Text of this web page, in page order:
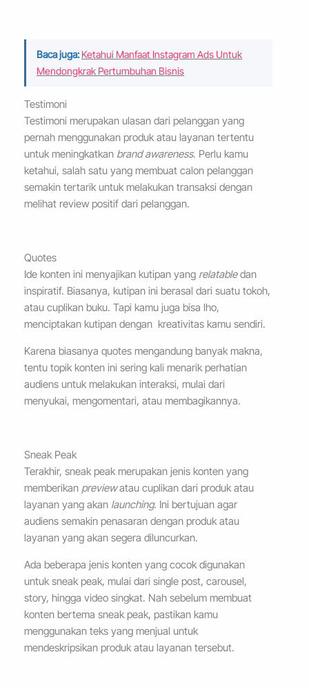
Baca juga: Ketahui Manfaat Instagram Ads Untuk
Mendongkrak Pertumbuhan Bisnis
Testimoni
Testimoni merupakan ulasan dari pelanggan yang
pernah menggunakan produk atau layanan tertentu
untuk meningkatkan brand awareness. Perlu kamu
ketahui, salah satu yang membuat calon pelanggan
semakin tertarik untuk melakukan transaksi dengan
melihat review positif dari pelanggan.
Quotes
Ide konten ini menyajikan kutipan yang relatabledan
inspiratif. Biasanya, kutipan ini berasal dari suatu tokoh,
atau cuplikan buku. Tapi kamu juga bisa lho,
menciptakan kutipan dengan kreativitas kamu sendiri.
Karena biasanya quotes mengandung banyak makna,
tentu topik konten ini sering kali menarik perhatian
audiens untuk melakukan interaksi, mulai dari
menyukai, mengomentari, atau membagikannya.
Sneak Peak
Terakhir, sneak peak merupakan jenis konten yang
memberikan previewatau cuplikan dari produk atau
layanan yang akan launching. Ini bertujuan agar
audiens semakin penasaran dengan produk atau
layanan yang akan segera diluncurkan.
Ada beberapa jenis konten yang cocok digunakan
untuk sneak peak, mulai dari single post, carousel,
story, hingga video singkat. Nah sebelum membuat
konten bertema sneak peak, pastikan kamu
menggunakan teks yang menjual untuk
mendeskripsikan produk atau layanan tersebut.